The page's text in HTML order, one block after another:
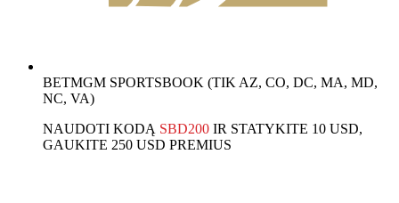
BETMGM SPORTSBOOK (TIK AZ, CO, DC, MA, MD,
NC, VA)
NAUDOTI KODĄ SBD200 IR STATYKITE 10 USD,
GAUKITE 250 USD PREMIUS